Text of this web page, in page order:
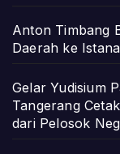
Anton Timbang
Daerah ke
Gelar Yudisium
Tangerang
dari Pelosok